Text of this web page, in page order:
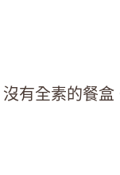
有全素的餐盒